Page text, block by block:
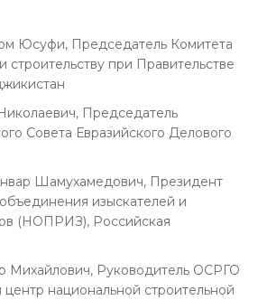
Юсуфи, Председатель Комитета
строительству при Правительстве
Председатель
Совета Евразийского Делового
Шамухамедович, Президент
изыскателей и
(НОПРИЗ), Российская
Михайлович, Руководитель ОСРГО
национальной строительной